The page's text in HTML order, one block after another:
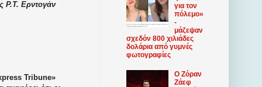
Ρ.Τ. Ερντογάν
Tribune»
για τον
πόλεμο»
-
μάζεψαν
σχεδόν 800 χιλιάδες
δολάρια από γυμνές
φωτογραφίες
Ο Ζόραν
Ζάεφ